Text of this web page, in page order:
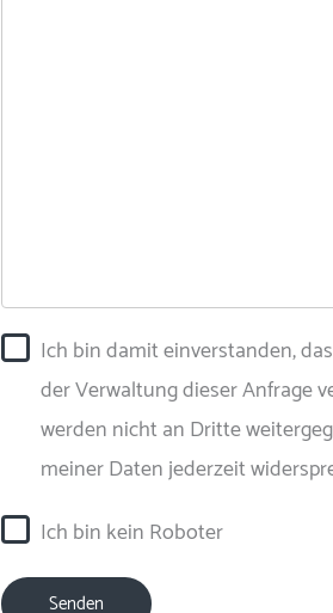
Ich bin damit einverstanden,
der Verwaltung dieser Anfrage
werden nicht an Dritte
meiner Daten jederzeit
Ich bin kein Roboter
Senden